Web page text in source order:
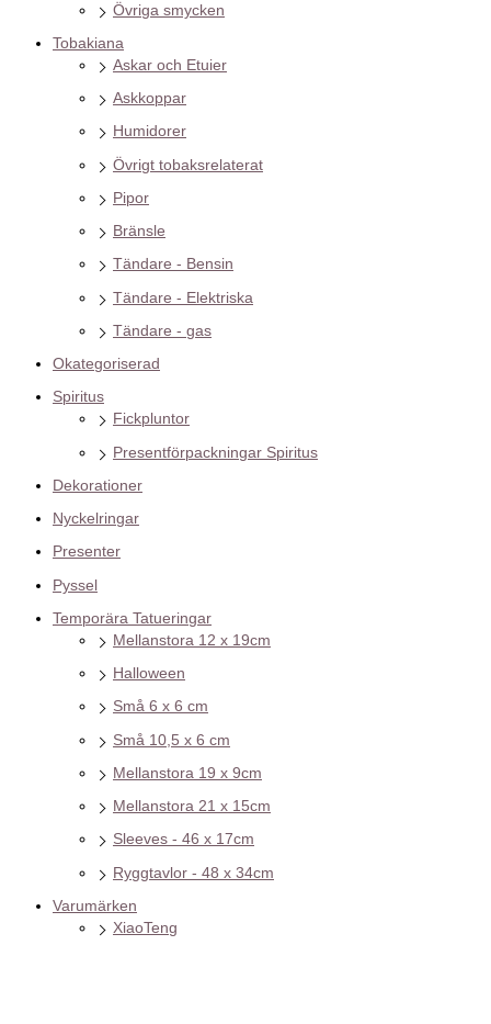
Övriga smycken
Tobakiana
Askar och Etuier
Askkoppar
Humidorer
Övrigt tobaksrelaterat
Pipor
Bränsle
Tändare - Bensin
Tändare - Elektriska
Tändare - gas
Okategoriserad
Spiritus
Fickpluntor
Presentförpackningar Spiritus
Dekorationer
Nyckelringar
Presenter
Pyssel
Temporära Tatueringar
Mellanstora 12 x 19cm
Halloween
Små 6 x 6 cm
Små 10,5 x 6 cm
Mellanstora 19 x 9cm
Mellanstora 21 x 15cm
Sleeves - 46 x 17cm
Ryggtavlor - 48 x 34cm
Varumärken
XiaoTeng